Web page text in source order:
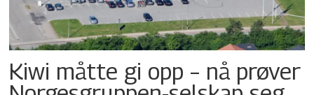
Kiwi måtte gi opp – nå prøver